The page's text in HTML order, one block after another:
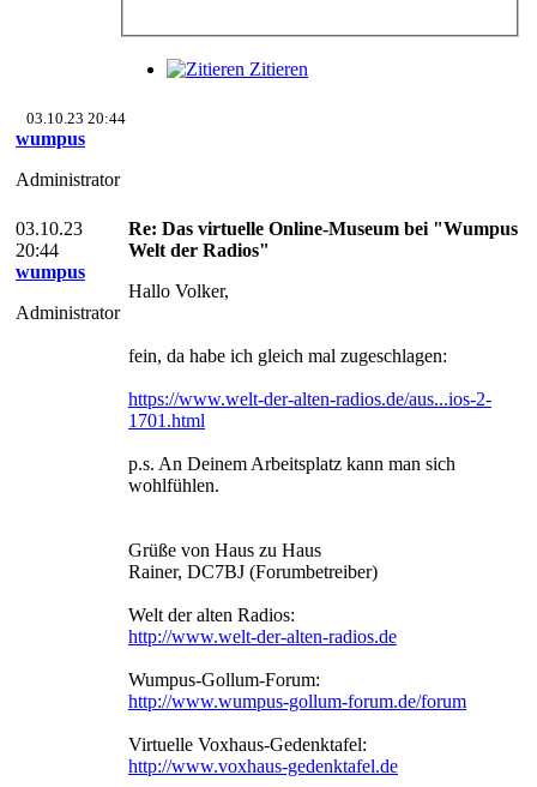
Zitieren
03.10.23 20:44
wumpus
Administrator
03.10.23
20:44
wumpus
Administrator
Re: Das virtuelle Online-Museum bei "Wumpus
Welt der Radios"
Hallo Volker,
fein, da habe ich gleich mal zugeschlagen:
https://www.welt-der-alten-radios.de/aus...ios-2-
1701.html
p.s. An Deinem Arbeitsplatz kann man sich
wohlfühlen.
Grüße von Haus zu Haus
Rainer, DC7BJ (Forumbetreiber)
Welt der alten Radios:
http://www.welt-der-alten-radios.de
Wumpus-Gollum-Forum:
http://www.wumpus-gollum-forum.de/forum
Virtuelle Voxhaus-Gedenktafel:
http://www.voxhaus-gedenktafel.de